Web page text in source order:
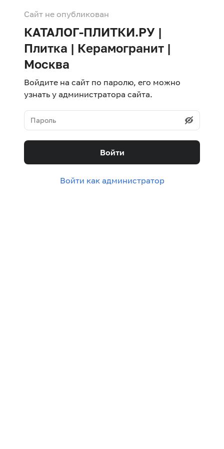
Сайт не опубликован
КАТАЛОГ-ПЛИТКИ.РУ |
Плитка | Керамогранит |
Москва
Войдите на сайт по паролю, его можно
узнать у администратора сайта.
Войти
Войти как администратор